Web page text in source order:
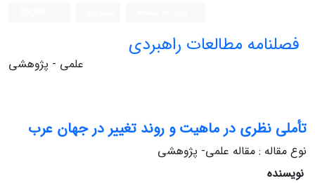
فصلنامه مطالعات راهبردی
علمی - پژوهشی
تأملی نظری در ماهیت و روند تغییر در جهان عرب
نوع مقاله : مقاله علمی- پژوهشی
نویسنده